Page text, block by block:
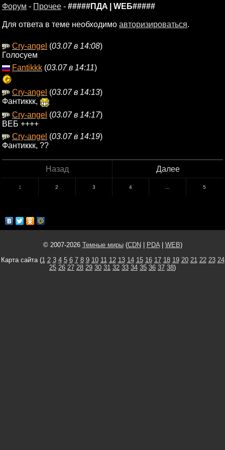
Форум - Прочее - #####ПДA | WЕБ#####
Для ответа в теме необходимо авторизироваться.
Cry-angel (03.07 в 14:08)
Голосуем
Fantikkk (03.07 в 14:11)
Cry-angel (03.07 в 14:13)
Фантиккк,
Cry-angel (03.07 в 14:17)
ВЕБ ++++
Cry-angel (03.07 в 14:19)
Фантиккк, ??
Назад Далее
1 2 3 4 5
© 2007-2026 Темные миры(CDN PDA| WEB)
Карта сайта (1 2 3 4 5 6 7 8 9 10 11 12 13 14 15 16 17 18 19 20 21 22 23 24
25 26 27 28 29 30 31 32 33 34 35 36 37 38)